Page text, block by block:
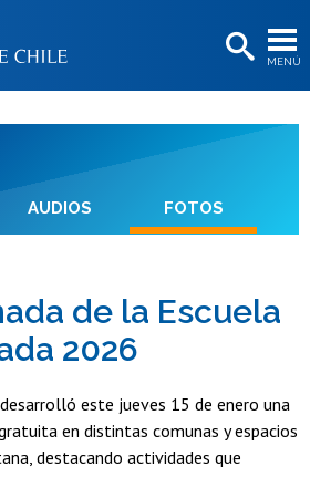
MENÚ
BIBLIOTECAS
Estudiantes
Funcionarias/os
Egresadas/os
AUDIOS FOTOS
de la Escuela
2026
este jueves 15 de enero una
en distintas comunas y espacios
destacando actividades que